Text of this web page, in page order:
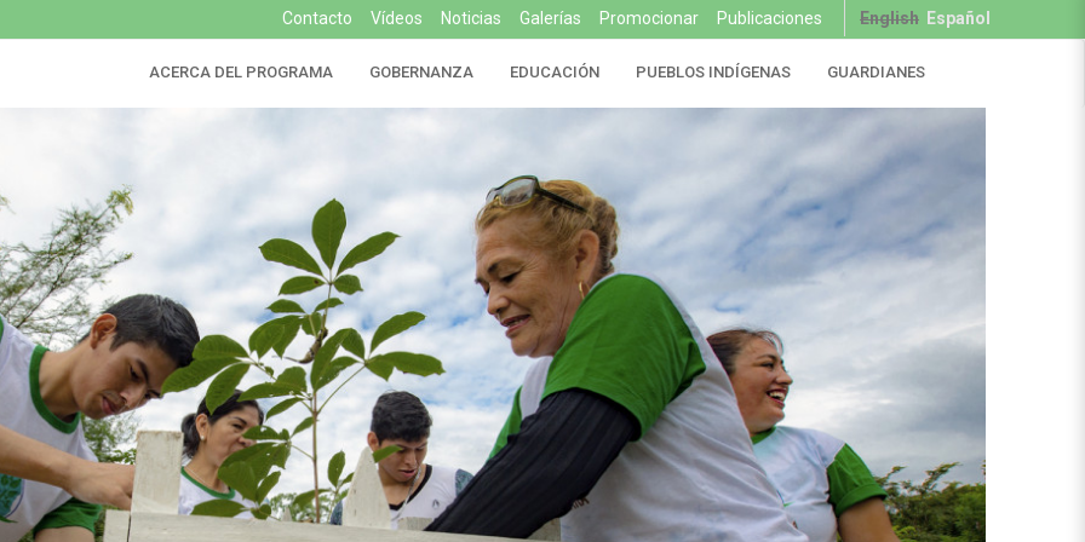
English Español
Contacto Vídeos Noticias Galerías Promocionar
Publicaciones
ACERCA DEL PROGRAMA GOBERNANZA EDUCACIÓN PUEBLOS INDÍGENAS GUARDIANES